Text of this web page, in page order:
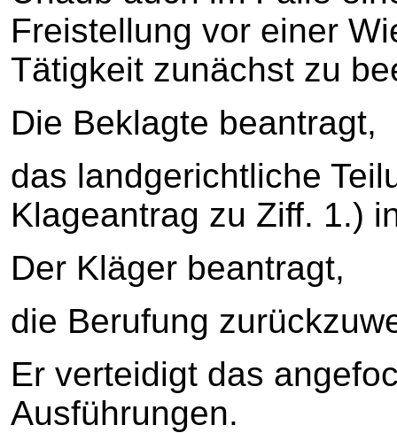
Freistellung vor einer
Tätigkeit zunächst zu
Die Beklagte beantragt,
das landgerichtliche
Klageantrag zu Ziff. 1.)
Der Kläger beantragt,
die Berufung
Er verteidigt das
Ausführungen.